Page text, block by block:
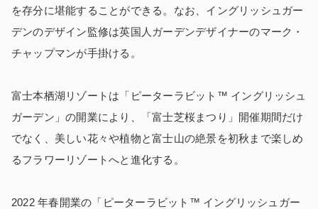
を存分に堪能することができる。なお、イングリッシュガー
デンのデザイン監修は英国人ガーデンデザイナーのマーク・
チャップマンが手掛ける。
富士本栖湖リゾートは「ピーターラビット™ イングリッシュ
ガーデン」の開業により、「富士芝桜まつり」開催期間だけ
でなく、美しい花々や植物と富士山の絶景を初秋まで楽しめ
るフラワーリゾートへと進化する。
2022 年春開業の「ピーターラビット™ イングリッシュガー